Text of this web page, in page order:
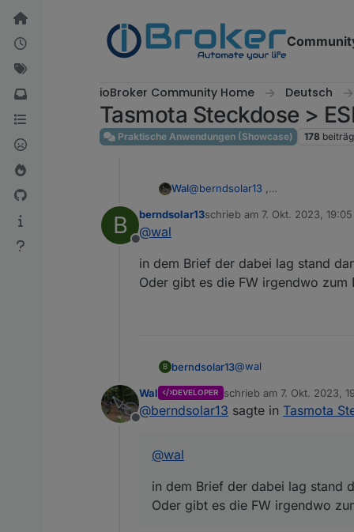
Weiter zum Inhalt
ioBroker Community Home Deutsch
Tasmota Steckdose >
Praktische Anwendungen (Showcase) 178
Wal@berndsolar13 ,
B
Offline
berndsolar13schrieb am 7. Okt. 2023, 19:05
zuletzt editiert von
@wal
in dem Brief der dabei lag stand
Oder gibt es die FW irgendwo zum
B berndsolar13@wal
in dem Brief der dabei
Oder gibt es die FW
Offline
Wal DEVELOPER schrieb am 7. Okt. 2023,
zuletzt editiert von
@berndsolar13 sagte in Tasmota
@wal
in dem Brief der dabei lag stand
Oder gibt es die FW irgendwo